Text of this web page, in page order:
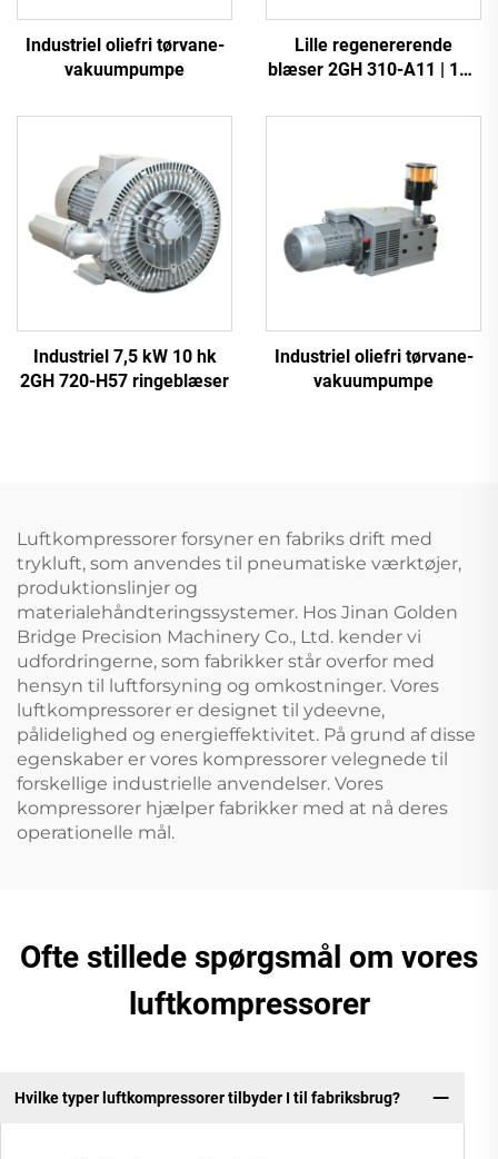
Industriel oliefri tørvane-
vakuumpumpe
Lille regenererende
blæser 2GH 310-A11 | 110
dam
Industriel 7,5 kW 10 hk
2GH 720-H57 ringeblæser
Industriel oliefri tørvane-
vakuumpumpe
Luftkompressorer forsyner en fabriks drift med
trykluft, som anvendes til pneumatiske værktøjer,
produktionslinjer og
materialehåndteringssystemer. Hos Jinan Golden
Bridge Precision Machinery Co., Ltd. kender vi
udfordringerne, som fabrikker står overfor med
hensyn til luftforsyning og omkostninger. Vores
luftkompressorer er designet til ydeevne,
pålidelighed og energieffektivitet. På grund af disse
egenskaber er vores kompressorer velegnede til
forskellige industrielle anvendelser. Vores
kompressorer hjælper fabrikker med at nå deres
operationelle mål.
Ofte stillede spørgsmål om vores
luftkompressorer
Hvilke typer luftkompressorer tilbyder I til fabriksbrug?